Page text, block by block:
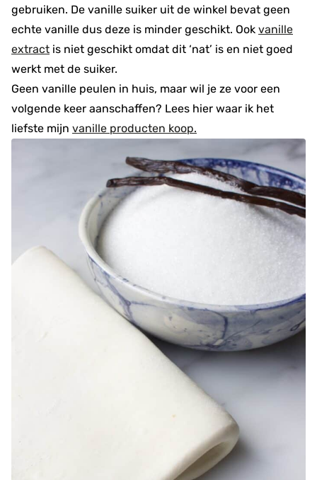
gebruiken. De vanille suiker uit de winkel bevat geen
echte vanille dus deze is minder geschikt. Ook vanille
extract is niet geschikt omdat dit ‘nat’ is en niet goed
werkt met de suiker.
Geen vanille peulen in huis, maar wil je ze voor een
volgende keer aanschaffen? Lees hier waar ik het
liefste mijn vanille producten koop.